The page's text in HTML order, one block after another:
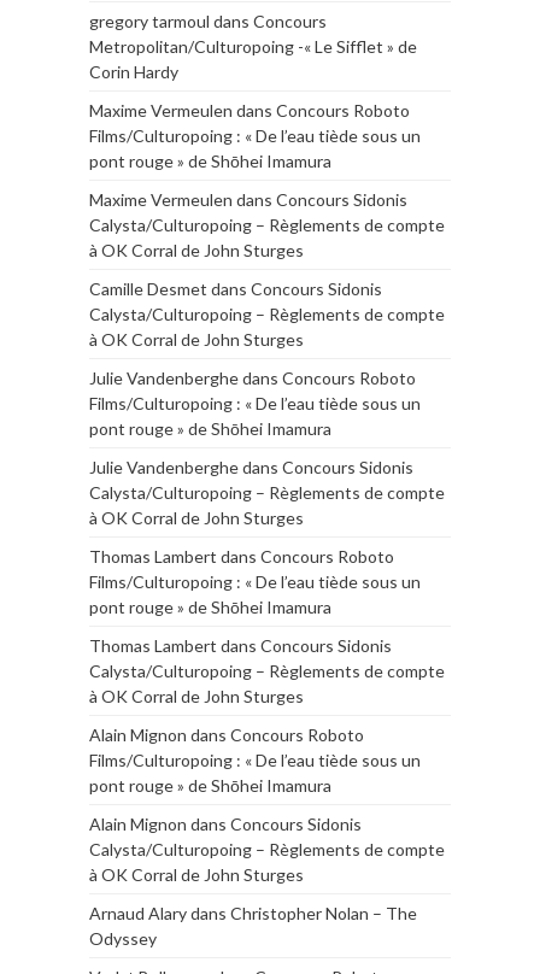
gregory tarmoul dans Concours
Metropolitan/Culturopoing -« Le Sifflet » de
Corin Hardy
Maxime Vermeulen dans Concours Roboto
Films/Culturopoing : « De l’eau tiède sous un
pont rouge » de Shōhei Imamura
Maxime Vermeulen dans Concours Sidonis
Calysta/Culturopoing – Règlements de compte
à OK Corral de John Sturges
Camille Desmet dans Concours Sidonis
Calysta/Culturopoing – Règlements de compte
à OK Corral de John Sturges
Julie Vandenberghedans Concours Roboto
Films/Culturopoing : « De l’eau tiède sous un
pont rouge » de Shōhei Imamura
Julie Vandenberghedans Concours Sidonis
Calysta/Culturopoing – Règlements de compte
à OK Corral de John Sturges
Thomas Lambert dans Concours Roboto
Films/Culturopoing : « De l’eau tiède sous un
pont rouge » de Shōhei Imamura
Thomas Lambert dans Concours Sidonis
Calysta/Culturopoing – Règlements de compte
à OK Corral de John Sturges
Alain Mignon dans Concours Roboto
Films/Culturopoing : « De l’eau tiède sous un
pont rouge » de Shōhei Imamura
Alain Mignon dans Concours Sidonis
Calysta/Culturopoing – Règlements de compte
à OK Corral de John Sturges
Arnaud Alarydans Christopher Nolan – The
Odyssey